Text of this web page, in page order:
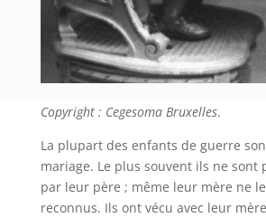
Copyright : Cegesoma Bruxelles.
La plupart des enfants de guerre
mariage. Le plus souvent ils ne sont
par leur père ; même leur mère ne
reconnus. Ils ont vécu avec leur